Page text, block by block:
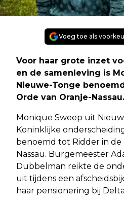
Voeg toe als
Voor haar grote inzet
en de samenleving is
Nieuwe-Tonge
Orde van Oranje-Nassau.
Monique Sweep uit
Koninklijke
benoemd tot Ridder in de
Nassau. Burgemeester
Dubbelman reikte de
uit tijdens een
haar pensionering bij